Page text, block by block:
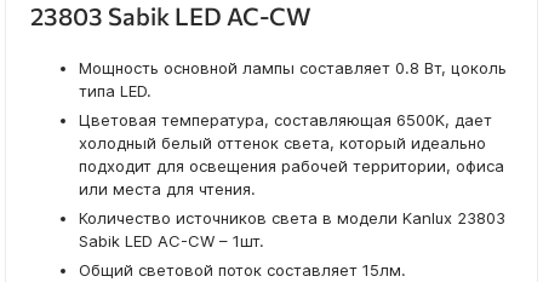
23803 Sabik LED AC-CW
Мощность основной лампы составляет 0.8 Вт, цоколь
типа LED.
Цветовая температура, составляющая 6500K, дает
холодный белый оттенок света, который идеально
подходит для освещения рабочей территории, офиса
или места для чтения.
Количество источников света в модели Kanlux 23803
Sabik LED AC-CW – 1шт.
Общий световой поток составляет 15лм.